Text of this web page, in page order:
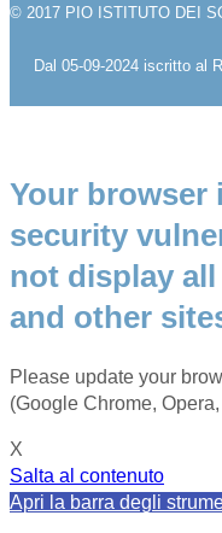
© 2017 PIO ISTITUTO DEI
Dal 05-09-2024 iscritto al
Your browser
security
not display
and other
Please update your
(Google Chrome,
X
Salta al contenuto
Apri la barra degli